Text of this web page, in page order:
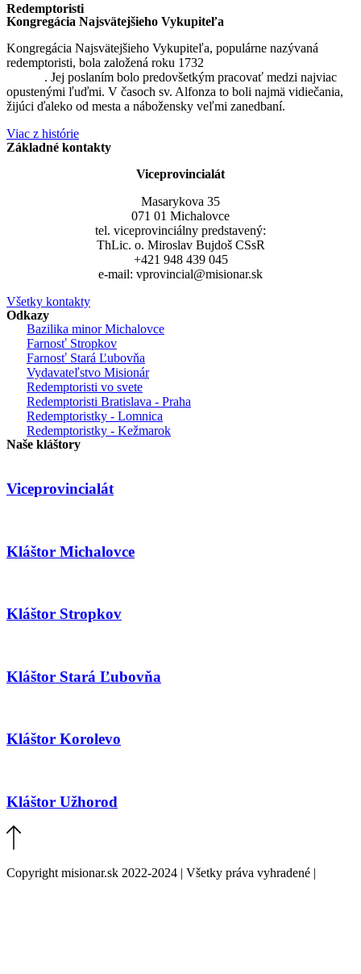
Redemptoristi
Kongregácia Najsvätejšieho Vykupiteľa
Kongregácia Najsvätejšieho Vykupiteľa, populárne nazývaná
redemptoristi, bola založená roku 1732
. Jej poslaním bolo predovšetkým pracovať medzi najviac
opustenými ľuďmi. V časoch sv. Alfonza to boli najmä vidiečania,
žijúci ďaleko od mesta a nábožensky veľmi zanedbaní.
Viac z histórie
Základné kontakty
Viceprovincialát
Masarykova 35
071 01 Michalovce
tel. viceprovinciálny predstavený:
ThLic. o. Miroslav Bujdoš CSsR
+421 948 439 045
e-mail: vprovincial@misionar.sk
Všetky kontakty
Odkazy
Bazilika minor Michalovce
Farnosť Stropkov
Farnosť Stará Ľubovňa
Vydavateľstvo Misionár
Redemptoristi vo svete
Redemptoristi Bratislava - Praha
Redemptoristky - Lomnica
Redemptoristky - Kežmarok
Naše kláštory
Viceprovincialát
Kláštor Michalovce
Kláštor Stropkov
Kláštor Stará Ľubovňa
Kláštor Korolevo
Kláštor Užhorod
Copyright misionar.sk 2022-2024 | Všetky práva vyhradené |